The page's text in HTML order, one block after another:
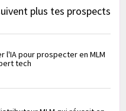
plus tes prospects
l'IA pour prospecter en MLM
tech